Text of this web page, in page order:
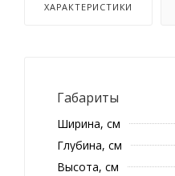
ХАРАКТЕРИСТИКИ
Габариты
Ширина, см
Глубина, см
Высота, см